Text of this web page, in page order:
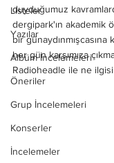
Listeler
Yazılar
Albüm İncelemeleri
Öneriler
Grup İncelemeleri
Konserler
İncelemeler
duyduğumuz
dergipark'ın akademik
bir günaydınmışcasına
her gün karşımıza
Radioheadle ile ne